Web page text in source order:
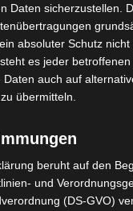
Daten sicherzustellen.
absoluter Schutz
es jeder betroffenen
auch auf
übermitteln.
beruht auf den
und
(DS-GVO)